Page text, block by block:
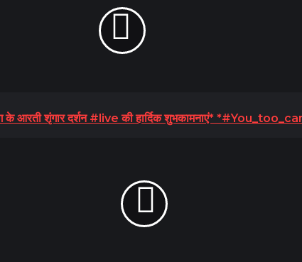
के आरती शृंगार दर्शन #live की हार्दिक शुभकामनाएं*